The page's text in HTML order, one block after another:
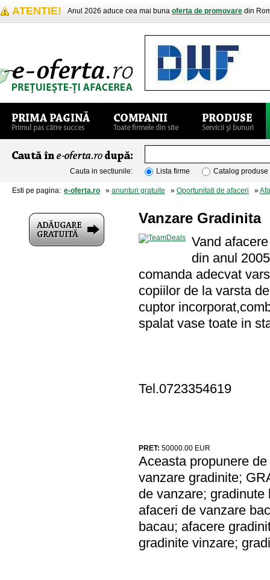
ATENTIE! Anul 2026 aduce cea mai buna oferta de promovare din
Cauta in sectiunile: Lista firme Catalog produse
Esti pe pagina: e-oferta.ro » anunturi gratuite » Oportunitati de afaceri »
Vanzare Gradinita
Vand
din anul
comanda adecvat
copiilor de la varsta
cuptor
spalat vase toate in
Tel.0723354619
PRET: 50000.00 EUR
Aceasta propunere
vanzare gradinite;
de vanzare;
afaceri de vanzare
bacau; afacere
gradinite vinzare;